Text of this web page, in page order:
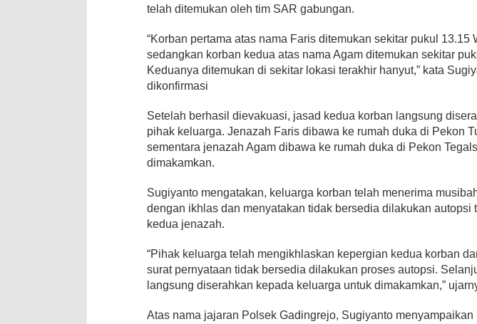
telah ditemukan oleh tim SAR gabungan.
“Korban pertama atas nama Faris ditemukan sekitar pukul 13.15
sedangkan korban kedua atas nama Agam ditemukan sekitar
Keduanya ditemukan di sekitar lokasi terakhir hanyut,” kata
dikonfirmasi
Setelah berhasil dievakuasi, jasad kedua korban langsung
pihak keluarga. Jenazah Faris dibawa ke rumah duka di Pekon
sementara jenazah Agam dibawa ke rumah duka di Pekon
dimakamkan.
Sugiyanto mengatakan, keluarga korban telah menerima
dengan ikhlas dan menyatakan tidak bersedia dilakukan autopsi
kedua jenazah.
“Pihak keluarga telah mengikhlaskan kepergian kedua korban
surat pernyataan tidak bersedia dilakukan proses autopsi.
langsung diserahkan kepada keluarga untuk dimakamkan,”
Atas nama jajaran Polsek Gadingrejo, Sugiyanto menyampaikan